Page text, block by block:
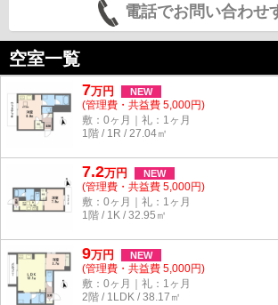
電話でお問い合わせ
空室一覧
7万円 NEW
(管理費・共益費 5,000円)
敷：0ヶ月｜礼：1ヶ月
1階 / 1R / 27.04㎡
7.2万円 NEW
(管理費・共益費 5,000円)
敷：0ヶ月｜礼：1ヶ月
1階 / 1K / 32.95㎡
9万円 NEW
(管理費・共益費 5,000円)
敷：0ヶ月｜礼：1ヶ月
2階 / 1LDK / 38.17㎡